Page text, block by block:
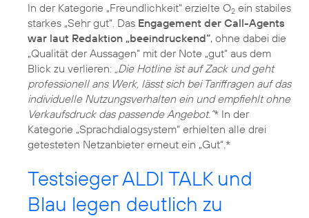
In der Kategorie „Freundlichkeit“ erzielte O2 ein stabiles
starkes „Sehr gut“. Das Engagement der Call-Agents
war laut Redaktion „beeindruckend“, ohne dabei die
„Qualität der Aussagen“ mit der Note „gut“ aus dem
Blick zu verlieren: „Die Hotline ist auf Zack und geht
professionell ans Werk, lässt sich bei Tariffragen auf das
individuelle Nutzungsverhalten ein und empfiehlt ohne
Verkaufsdruck das passende Angebot.“* In der
Kategorie „Sprachdialogsystem“ erhielten alle drei
getesteten Netzanbieter erneut ein „Gut“.*
Testsieger ALDI TALK und
Blau legen deutlich zu